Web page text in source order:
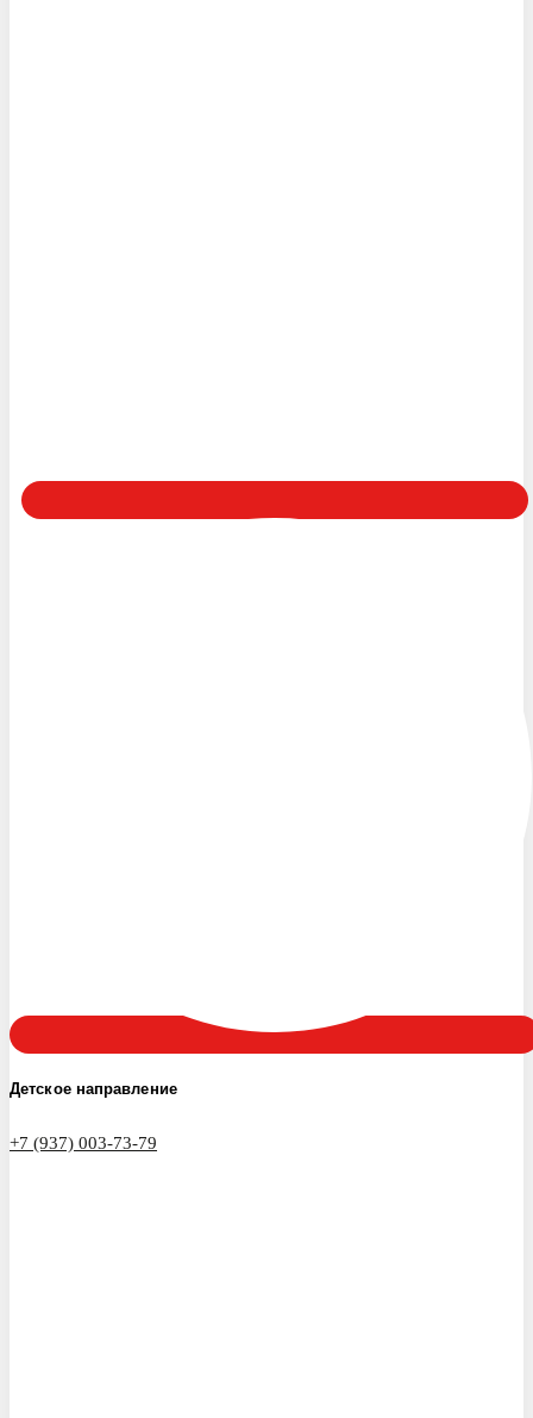
Детское направление
+7 (937) 003-73-79